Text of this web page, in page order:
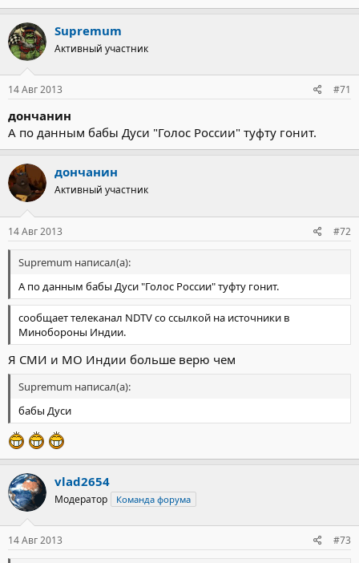
Supremum
Активный участник
14 Авг 2013 #71
дончанин
А по данным бабы Дуси "Голос России" туфту гонит.
дончанин
Активный участник
14 Авг 2013 #72
Supremum написал(а):
А по данным бабы Дуси "Голос России" туфту гонит.
сообщает телеканал NDTV со ссылкой на источники в
Минобороны Индии.
Я СМИ и МО Индии больше верю чем
Supremum написал(а):
бабы Дуси
vlad2654
Модератор Команда форума
14 Авг 2013 #73